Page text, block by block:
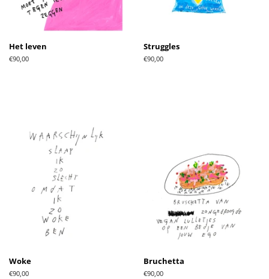
Het leven
Normale
€90,00
Struggles
Normale
€90,00
Woke
Normale
€90,00
Bruchetta
Normale
€90,00